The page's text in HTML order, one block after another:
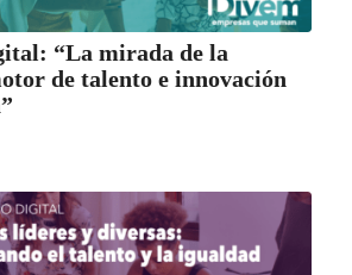
“La mirada de la
de talento e innovación